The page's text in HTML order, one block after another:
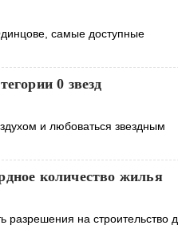
самые доступные
0 звезд
и любоваться звездным
количество жилья
разрешения на строительство